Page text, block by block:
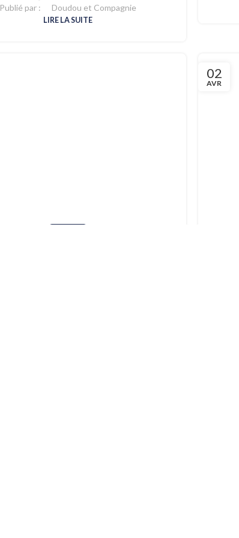
Publié par : Doudou et Compagnie
LIRE LA SUITE
02
AVR